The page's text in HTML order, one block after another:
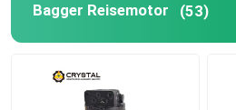
Reisemotor für Backoh-Lader
Bagger Reisemotor (53)